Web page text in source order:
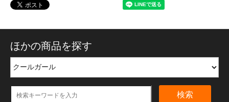
ほかの商品を探す
検索